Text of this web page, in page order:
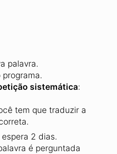
palavra.
sistemática:
tem que traduzir a
2 dias.
é perguntada